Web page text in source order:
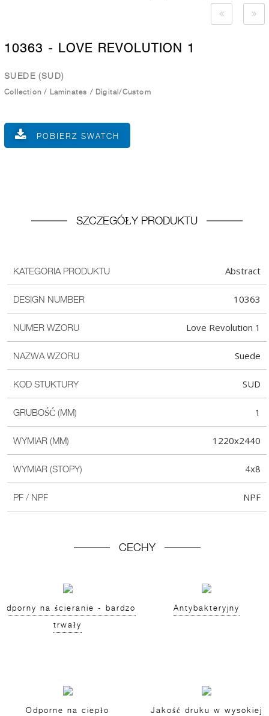
10363 - LOVE REVOLUTION 1
SUEDE (SUD)
Collection / Laminates / Digital/Custom
POBIERZ SWATCH
SZCZEGÓŁY PRODUKTU
KATEGORIA PRODUKTU Abstract
DESIGN NUMBER 10363
NUMER WZORU Love Revolution 1
NAZWA WZORU Suede
KOD STUKTURY SUD
GRUBOŚĆ (MM) 1
WYMIAR (MM) 1220x2440
WYMIAR (STOPY) 4x8
PF / NPF NPF
CECHY
Odporny na ścieranie - bardzo
trwały
Antybakteryjny
Odporne na ciepło
Jakość druku w wysokiej